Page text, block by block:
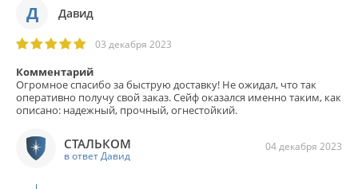
Д Давид
03 декабря 2023
Комментарий
Огромное спасибо за быструю доставку! Не ожидал, что так
оперативно получу свой заказ. Сейф оказался именно таким, как
описано: надежный, прочный, огнестойкий.
04 декабря 2023
СТАЛЬКОМ
в ответ Давид